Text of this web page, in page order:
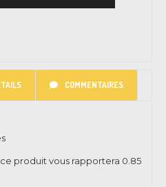
COMMENTAIRES
produit vous rapportera 0.85